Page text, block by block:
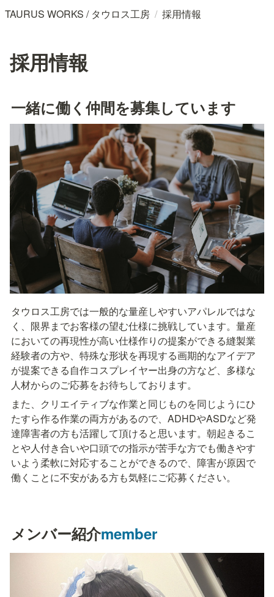
TAURUS WORKS / タウロス工房 / 採用情報
採用情報
一緒に働く仲間を募集しています
タウロス工房では一般的な量産しやすいアパレルではな
く、限界までお客様の望む仕様に挑戦しています。量産
においての再現性が高い仕様作りの提案ができる縫製業
経験者の方や、特殊な形状を再現する画期的なアイデア
が提案できる自作コスプレイヤー出身の方など、多様な
人材からのご応募をお待ちしております。
また、クリエイティブな作業と同じものを同じようにひ
たすら作る作業の両方があるので、ADHDやASDなど発
達障害者の方も活躍して頂けると思います。朝起きるこ
とや人付き合いや口頭での指示が苦手な方でも働きやす
いよう柔軟に対応することができるので、障害が原因で
働くことに不安がある方も気軽にご応募ください。
メンバー紹介member